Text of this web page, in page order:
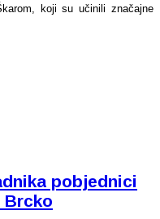
koji su učinili značajne
pobjednici
Brcko